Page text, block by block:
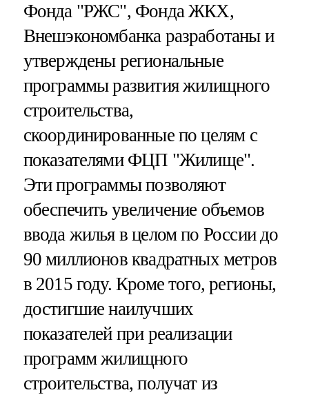
Фонда "РЖС", Фонда ЖКХ,
Внешэкономбанка разработаны и
утверждены региональные
программы развития жилищного
строительства,
скоординированные по целям с
показателями ФЦП "Жилище".
Эти программы позволяют
обеспечить увеличение объемов
ввода жилья в целом по России до
90 миллионов квадратных метров
в 2015 году. Кроме того, регионы,
достигшие наилучших
показателей при реализации
программ жилищного
строительства, получат из